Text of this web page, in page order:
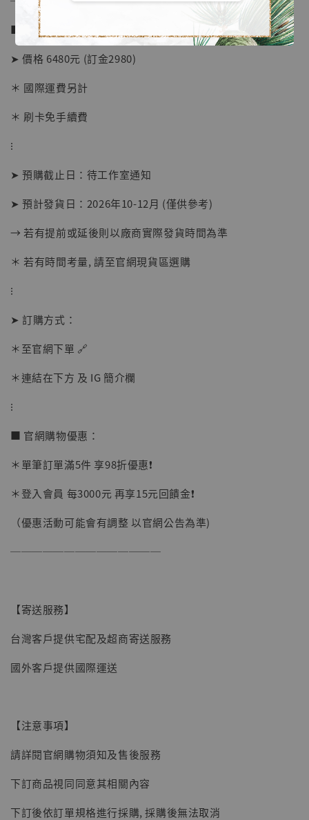
摩 [7STARS Studio]
NT$ 1,500
NT$ 1,870
【現貨】BJSTUDIO 1/6系列可動蒐藏人偶 讓
NT$ 5,300
■ 販售資訊 (NT$)：
➤ 價格 6480元 (訂金2980)
＊ 國際運費另計
＊ 刷卡免手續費
⁝
➤ 預購截止日：待工作室通知
➤ 預計發貨日：2026年10-12月 (僅供參考)
→ 若有提前或延後則以廠商實際發貨時間為準
＊ 若有時間考量, 請至官網現貨區選購
⁝
➤ 訂購方式：
＊至官網下單 🔗
＊連結在下方 及 IG 簡介欄
⁝
■ 官網購物優惠：
＊單筆訂單滿5件 享98折優惠❗️
＊登入會員 每3000元 再享15元回饋金❗️
（優惠活動可能會有調整 以官網公告為準)
──────────────
【寄送服務】
台灣客戶提供宅配及超商寄送服務
國外客戶提供國際運送
【注意事項】
請詳閱官網購物須知及售後服務
下訂商品視同同意其相關內容
下訂後依訂單規格進行採購, 採購後無法取消